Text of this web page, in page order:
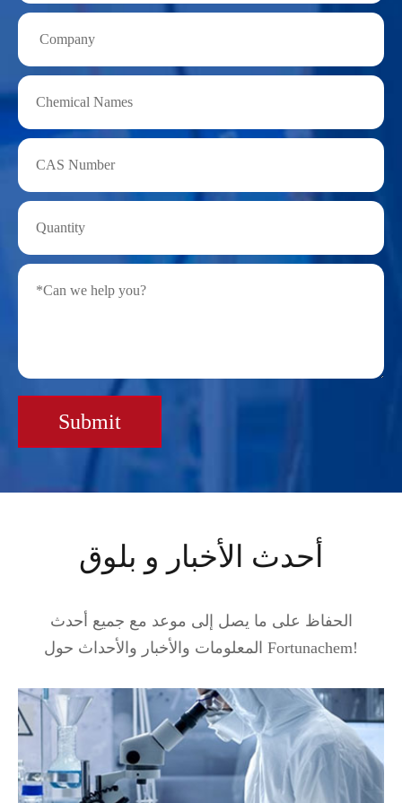
Submit
أحدث الأخبار و بلوق
الحفاظ على ما يصل إلى موعد مع جميع أحدث
المعلومات والأخبار والأحداث حول Fortunachem!